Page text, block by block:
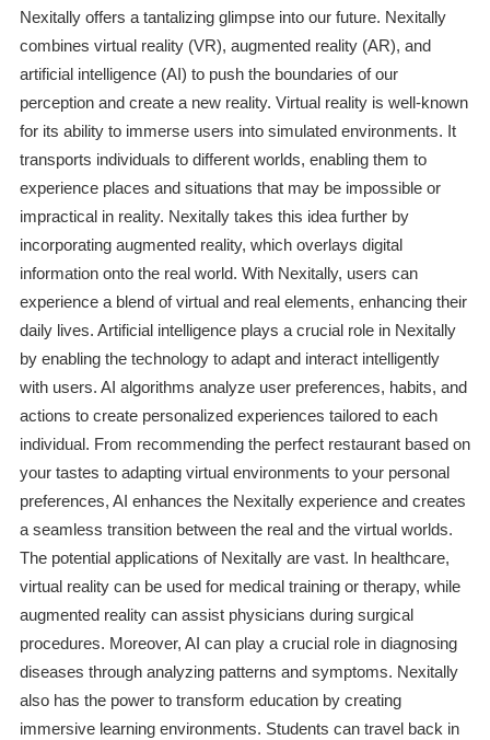
Nexitally offers a tantalizing glimpse into our future. Nexitally
combines virtual reality (VR), augmented reality (AR), and
artificial intelligence (AI) to push the boundaries of our
perception and create a new reality. Virtual reality is well-known
for its ability to immerse users into simulated environments. It
transports individuals to different worlds, enabling them to
experience places and situations that may be impossible or
impractical in reality. Nexitally takes this idea further by
incorporating augmented reality, which overlays digital
information onto the real world. With Nexitally, users can
experience a blend of virtual and real elements, enhancing their
daily lives. Artificial intelligence plays a crucial role in Nexitally
by enabling the technology to adapt and interact intelligently
with users. AI algorithms analyze user preferences, habits, and
actions to create personalized experiences tailored to each
individual. From recommending the perfect restaurant based on
your tastes to adapting virtual environments to your personal
preferences, AI enhances the Nexitally experience and creates
a seamless transition between the real and the virtual worlds.
The potential applications of Nexitally are vast. In healthcare,
virtual reality can be used for medical training or therapy, while
augmented reality can assist physicians during surgical
procedures. Moreover, AI can play a crucial role in diagnosing
diseases through analyzing patterns and symptoms. Nexitally
also has the power to transform education by creating
immersive learning environments. Students can travel back in